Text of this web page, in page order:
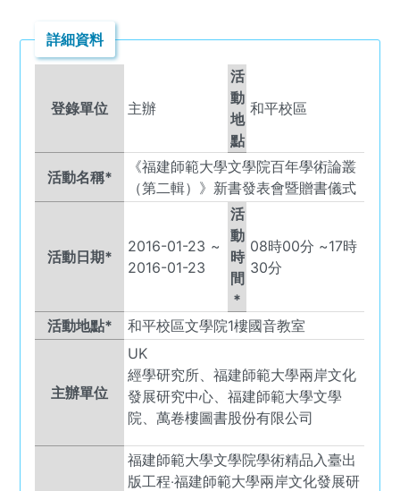
詳細資料
登錄單位 主辦
活
動
地
點
和平校區
活動名稱*
《福建師範大學文學院百年學術論叢
（第二輯）》新書發表會暨贈書儀式
活動日期*
2016-01-23 ~
2016-01-23
活
動
時
間
*
08時00 分 ~17時
30分
活動地點* 和平校區文學院1樓國音教室
主辦單位
UK
經學研究所、福建師範大學兩岸文化
發展研究中心、福建師範大學文學
院、萬卷樓圖書股份有限公司
福建師範大學文學院學術精品入臺出
版工程‧福建師範大學兩岸文化發展研